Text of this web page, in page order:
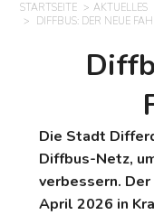
STARTSEITE
AKTUELLES
DIFFBUS: DER NEUE
Die Stadt
Diffbus-Netz,
verbessern.
April 2026 in